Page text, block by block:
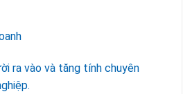
ra vào và tăng tính chuyên